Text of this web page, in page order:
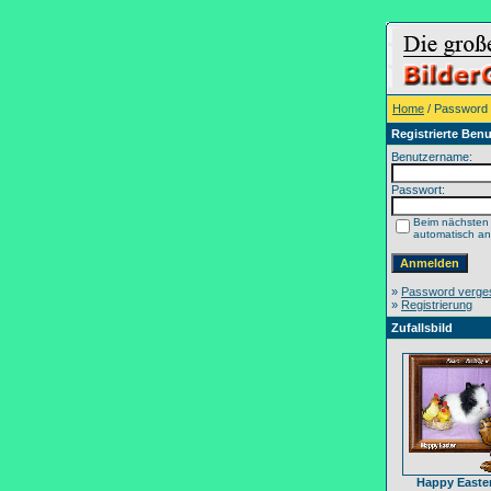
Home /
Registrierte
Benutzername:
Passwort:
Beim
automatisch
» Password
» Registrierung
Zufallsbild
Happy